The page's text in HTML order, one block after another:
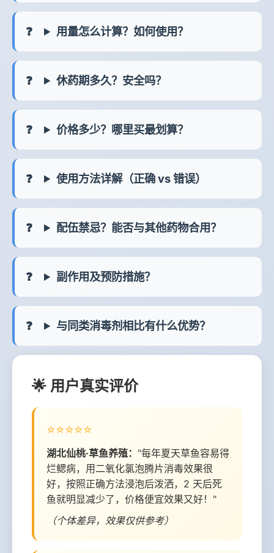
用量怎么计算？如何使用？
休药期多久？安全吗？
价格多少？哪里买最划算？
使用方法详解（正确 vs 错误）
配伍禁忌？能否与其他药物合用？
副作用及预防措施？
与同类消毒剂相比有什么优势？
🌟 用户真实评价
⭐⭐⭐⭐⭐
湖北仙桃·草鱼养殖： "每年夏天草鱼容易得
烂鳃病，用二氧化氯泡腾片消毒效果很
好，按照正确方法浸泡后泼洒，2 天后死
鱼就明显减少了，价格便宜效果又好！"
（个体差异，效果仅供参考）